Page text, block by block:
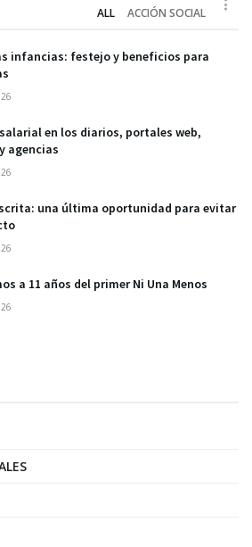
ALL ACCIÓN SOCIAL
infancias: festejo y beneficios para
en los diarios, portales web,
agencias
una última oportunidad para evitar
a 11 años del primer Ni Una Menos